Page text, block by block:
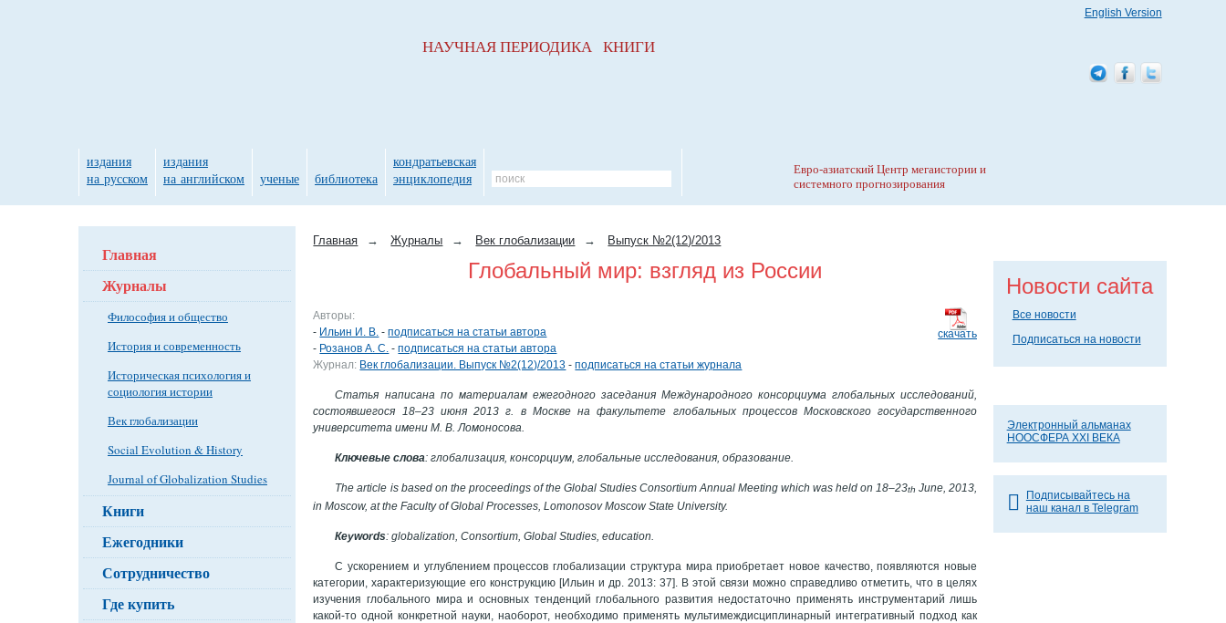
Главная → Журналы → Век глобализации → Выпуск №2(12)/2013
Глобальный мир: взгляд из России
скачать
Авторы:
- Ильин И. В. -подписаться на статьи автора
- Розанов А. С. -подписаться на статьи автора
Журнал: Век глобализации. Выпуск №2(12)/2013 -подписаться на статьи журнала
Статья написана по материалам ежегодного заседания Международного консорциума глобальных исследований,
состоявшегося 18–23 июня 2013 г. в Москве на факультете глобальных процессов Московского государственного
университета имени М. В. Ломоносова.
Ключевые слова: глобализация, консорциум, глобальные исследования, образование.
The article is based on the proceedings of the Global Studies Consortium Annual Meeting which was held on 18–23th June, 2013,
in Moscow, at the Faculty of Global Processes, Lomonosov Moscow State University.
Кeywords: globalization, Consortium, Global Studies, education.
С ускорением и углублением процессов глобализации структура мира приобретает новое качество, появляются новые
категории, характеризующие его конструкцию [Ильин и др. 2013: 37]. В этой связи можно справедливо отметить, что в целях
изучения глобального мира и основных тенденций глобального развития недостаточно применять инструментарий лишь
какой-то одной конкретной науки, наоборот, необходимо применять мультимеждисциплинарный интегративный подход как
Главная
Журналы
Философия и общество
История и современность
Историческая психология и
социология истории
Век глобализации
Social Evolution & History
Journal of Globalization Studies
Книги
Ежегодники
Сотрудничество
Где купить
Новости сайта
Все новости
Подписаться на новости
Электронный альманах
НООСФЕРА XXI ВЕКА
Подписывайтесь на
наш канал в Telegram
НАУЧНАЯ ПЕРИОДИКА КНИГИ
издания
на русском
издания
на английском
ученые библиотека
кондратьевская
энциклопедия
Евро-азиатский Центр мегаистории и
системного прогнозирования
English Version